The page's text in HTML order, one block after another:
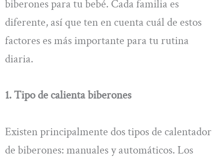
biberones para tu bebé. Cada familia es
diferente, así que ten en cuenta cuál de estos
factores es más importante para tu rutina
diaria.
1. Tipo de calienta biberones
Existen principalmente dos tipos de calentador
de biberones: manuales y automáticos. Los